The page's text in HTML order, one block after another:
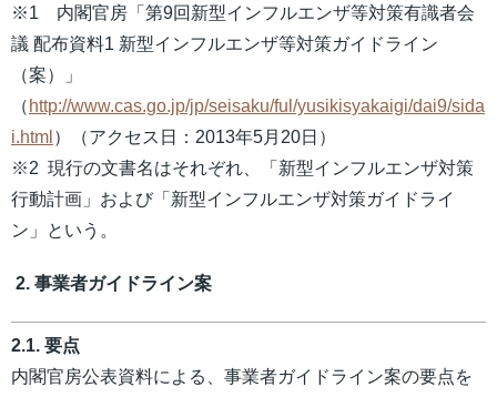
※1 内閣官房「第9回新型インフルエンザ等対策有識者会
議 配布資料1 新型インフルエンザ等対策ガイドライン
（案）」
（ http://www.cas.go.jp/jp/seisaku/ful/yusikisyakaigi/dai9/sida
i.html ）（アクセス日：2013年5月20日）
※2 現行の文書名はそれぞれ、「新型インフルエンザ対策
行動計画」および「新型インフルエンザ対策ガイドライ
ン」という。
2. 事業者ガイドライン案
2.1. 要点
内閣官房公表資料による、事業者ガイドライン案の要点を